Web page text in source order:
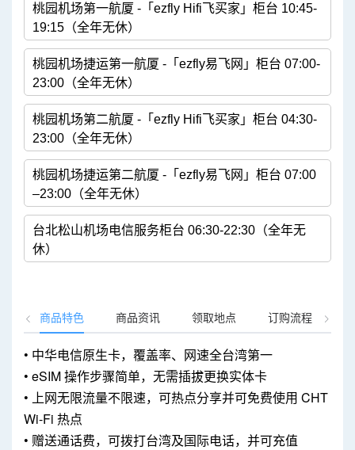
桃园机场第一航厦 -「ezfly Hifi飞买家」柜台 10:45-
19:15（全年无休）
桃园机场捷运第一航厦 -「ezfly易飞网」柜台 07:00-
23:00（全年无休）
桃园机场第二航厦 -「ezfly Hifi飞买家」柜台 04:30-
23:00（全年无休）
桃园机场捷运第二航厦 -「ezfly易飞网」柜台 07:00
–23:00（全年无休）
台北松山机场电信服务柜台 06:30-22:30（全年无
休）
商品特色 商品资讯 领取地点 订购流程
• 中华电信原生卡，覆盖率、网速全台湾第一
• eSIM 操作步骤简单，无需插拔更换实体卡
• 上网无限流量不限速，可热点分享并可免费使用 CHT
Wi-Fi 热点
• 赠送通话费，可拨打台湾及国际电话，并可充值